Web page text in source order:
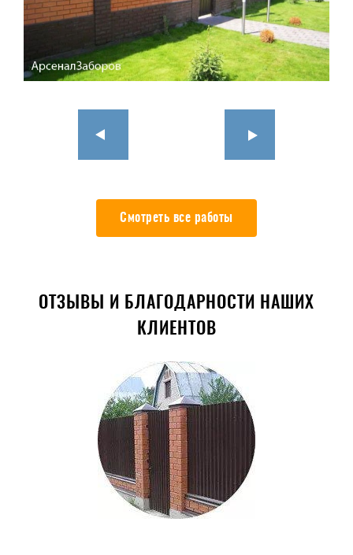
Смотреть все работы
ОТЗЫВЫ И БЛАГОДАРНОСТИ НАШИХ
КЛИЕНТОВ